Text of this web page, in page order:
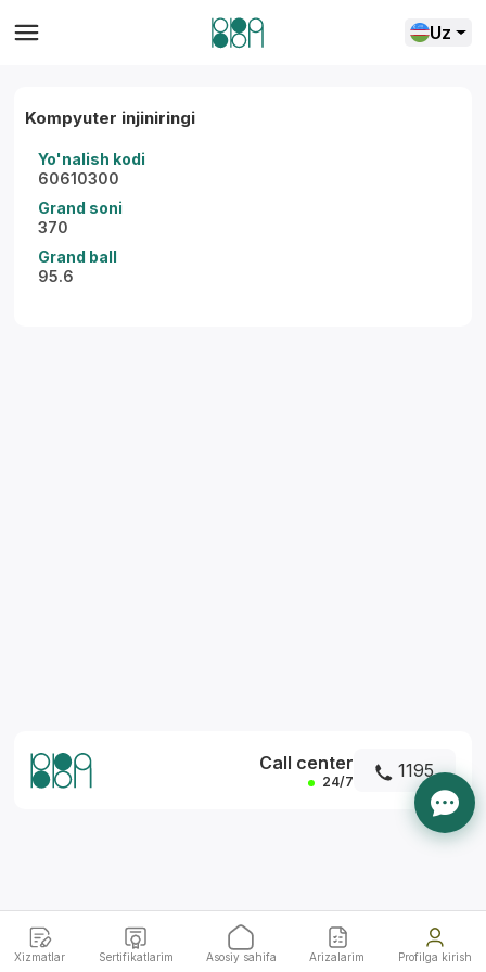
Uz
Kompyuter injiniringi
Yo'nalish kodi
60610300
Grand soni
370
Grand ball
95.6
Call center
24/7 1195
Xizmatlar Sertifikatlarim Asosiy sahifa Arizalarim Profilga kirish